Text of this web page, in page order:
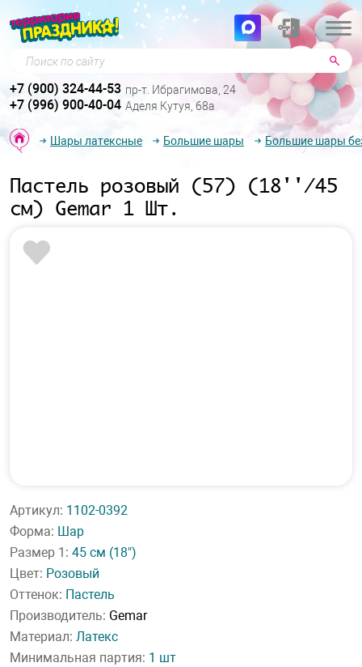
Поиск по сайту
+7 (900) 324-44-53 пр-т. Ибрагимова, 24
+7 (996) 900-40-04 Аделя Кутуя, 68а
Шары латексные Большие шары Большие шары
Пастель розовый (57) (18''/45
см) Gemar 1 Шт.
Артикул: 1102-0392
Форма: Шар
Размер 1: 45 см (18")
Цвет: Розовый
Оттенок: Пастель
Производитель: Gemar
Материал: Латекс
Минимальная партия: 1 шт